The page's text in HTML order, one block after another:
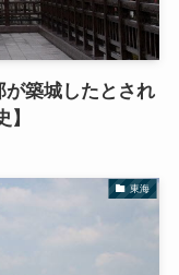
築城したとされ
東海